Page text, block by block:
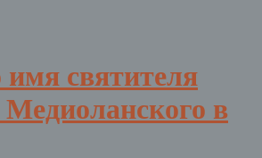
святителя
в